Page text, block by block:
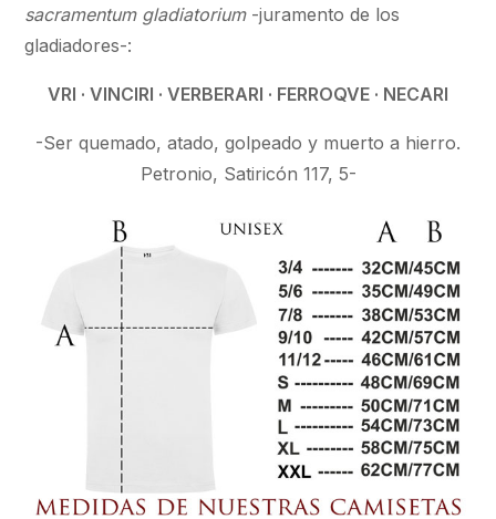
sacramentum gladiatorium-juramento de los
gladiadores-:
VRI · VINCIRI · VERBERARI · FERROQVE · NECARI
-Ser quemado, atado, golpeado y muerto a hierro.
Petronio, Satiricón 117, 5-